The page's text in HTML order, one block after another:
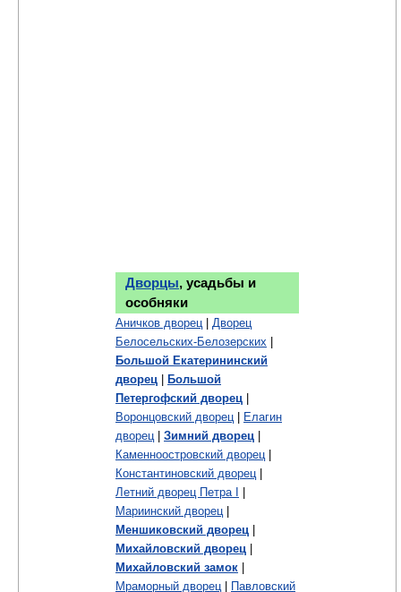
Дворцы, усадьбы и
особняки
Аничков дворец| Дворец
Белосельских-Белозерских
Большой Екатерининский
дворец
Большой
Петергофский дворец
Воронцовский дворец|
Елагин
дворец| Зимний дворец
Каменноостровский дворец|
Константиновский дворец|
Летний дворец Петра I
Мариинский дворец|
Меншиковский дворец
Михайловский дворец
Михайловский замок
Мраморный дворец| Павловский